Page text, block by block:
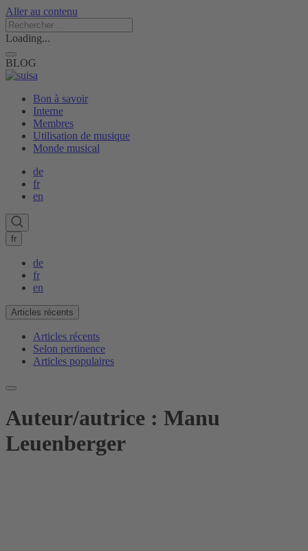
Aller au contenu
Loading...
BLOG
Bon à savoir
Interne
Membres
Utilisation de musique
Monde musical
de
fr
en
fr
de
fr
en
Articles récents
Articles récents
Selon pertinence
Articles populaires
Auteur/autrice : Manu
Leuenberger